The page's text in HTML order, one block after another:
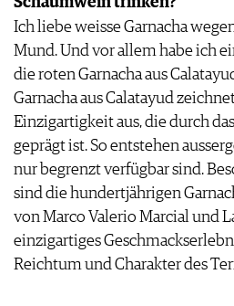
Ich liebe weisse Garnacha
Mund. Und vor allem habe ich
die roten Garnacha aus
Garnacha aus Calatayud
Einzigartigkeit aus, die durch
geprägt ist. So entstehen
nur begrenzt verfügbar sind.
sind die hundertjährigen
von Marco Valerio Marcial und
einzigartiges
Reichtum und Charakter des